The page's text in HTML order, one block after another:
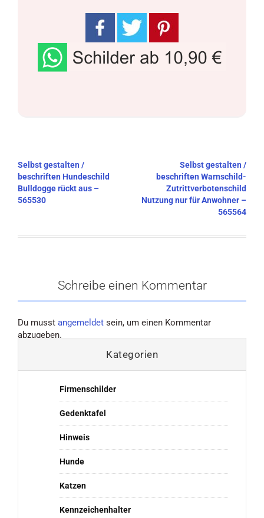
Beitragsnavigation
Selbst gestalten /
beschriften Hundeschild
Bulldogge rückt aus –
565530
Selbst gestalten /
beschriften Warnschild-
Zutrittverbotenschild
Nutzung nur für Anwohner –
565564
Schreibe einen Kommentar
Du musst angemeldet sein, um einen Kommentar
abzugeben.
Kategorien
Firmenschilder
Gedenktafel
Hinweis
Hunde
Katzen
Kennzeichenhalter